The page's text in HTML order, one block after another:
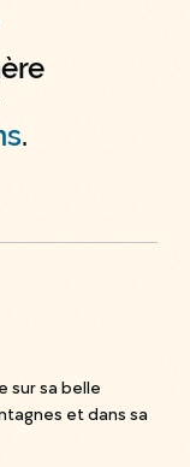
.
sur sa belle
et dans sa